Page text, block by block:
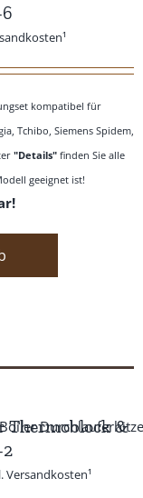
Produktseite
gewählt
werden
kompatibel für
Tchibo, Siemens Spidem,
"Details"finden Sie alle
geeignet ist!
Thermoblock &
Versandkosten¹